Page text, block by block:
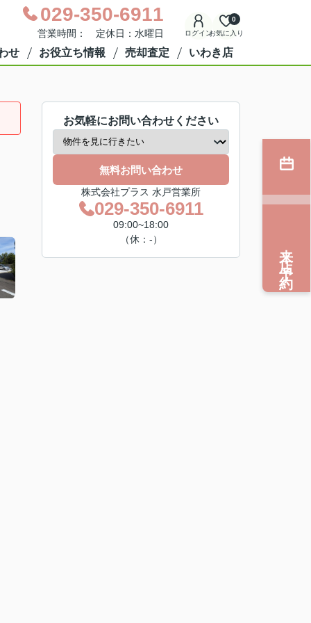
029-350-6911
営業時間： 定休日：水曜日 ログインお気に入り
0
せ お役立ち情報 売却査定 いわき店
お気軽にお問い合わせください
無料お問い合わせ
株式会社プラス 水戸営業所
029-350-6911
09:00~18:00
（休：-）
来店予約